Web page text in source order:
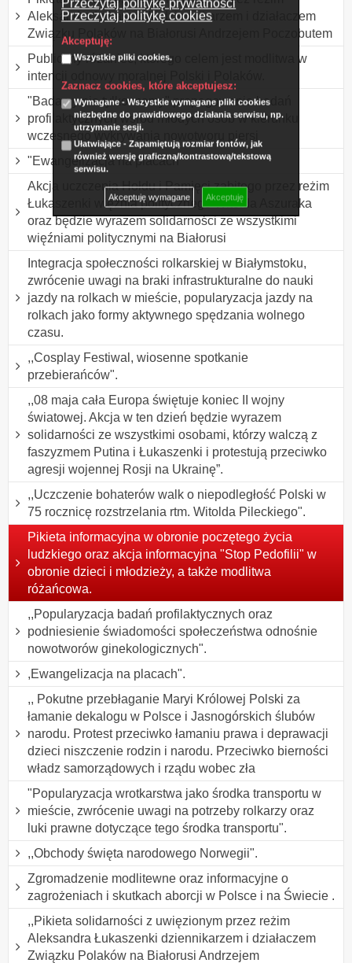
Przeczytaj politykę prywatności
Przeczytaj politykę cookies
Akceptuję:
Wszystkie pliki cookies.
Zaznacz cookies, które akceptujesz:
Wymagane - Wszystkie wymagane pliki cookies
niezbędne do prawidłowego działania serwisu, np.
utrzymanie sesji.
Ułatwiające - Zapamiętują rozmiar fontów, jak
również wersję graficzną/kontrastową/tekstową
serwisu.
Akceptuję wymagane Akceptuję
Aleksandra Łukaszenki dziennikarzem i działaczem
Związku Polaków na Białorusi Andrzejem Poczobutem
Publiczny różaniec, którego celem jest modlitwa w
intencji odnowy moralnej Polski i Polaków.
"Badamy nie tylko mamy" propagowanie badań
profilaktycznych wśród młodych osób w kierunku
wczesnego wykrywania nowotworu piersi
"Ewangelizacja na placach"
Akcja uczczenia Hołdu i Pamięci zabitego przez reżim
Łukaszenki więźnia politycznego Witolda Aszuraka
oraz będzie wyrazem solidarności ze wszystkimi
więźniami politycznymi na Białorusi
Integracja społeczności rolkarskiej w Białymstoku,
zwrócenie uwagi na braki infrastrukturalne do nauki
jazdy na rolkach w mieście, popularyzacja jazdy na
rolkach jako formy aktywnego spędzania wolnego
czasu.
,,Cosplay Festiwal, wiosenne spotkanie
przebierańców".
,,08 maja cała Europa świętuje koniec II wojny
światowej. Akcja w ten dzień będzie wyrazem
solidarności ze wszystkimi osobami, którzy walczą z
faszyzmem Putina i Łukaszenki i protestują przeciwko
agresji wojennej Rosji na Ukrainę”.
,,Uczczenie bohaterów walk o niepodległość Polski w
75 rocznicę rozstrzelania rtm. Witolda Pileckiego".
Pikieta informacyjna w obronie poczętego życia
ludzkiego oraz akcja informacyjna "Stop Pedofilii" w
obronie dzieci i młodzieży, a także modlitwa
różańcowa.
,,Popularyzacja badań profilaktycznych oraz
podniesienie świadomości społeczeństwa odnośnie
nowotworów ginekologicznych".
,Ewangelizacja na placach".
,, Pokutne przebłaganie Maryi Królowej Polski za
łamanie dekalogu w Polsce i Jasnogórskich ślubów
narodu. Protest przeciwko łamaniu prawa i deprawacji
dzieci niszczenie rodzin i narodu. Przeciwko bierności
władz samorządowych i rządu wobec zła
"Popularyzacja wrotkarstwa jako środka transportu w
mieście, zwrócenie uwagi na potrzeby rolkarzy oraz
luki prawne dotyczące tego środka transportu".
,,Obchody święta narodowego Norwegii".
Zgromadzenie modlitewne oraz informacyjne o
zagrożeniach i skutkach aborcji w Polsce i na Świecie .
,,Pikieta solidarności z uwięzionym przez reżim
Aleksandra Łukaszenki dziennikarzem i działaczem
Związku Polaków na Białorusi Andrzejem